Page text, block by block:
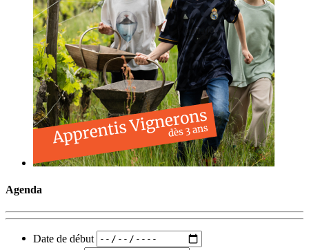
Agenda
Date de début